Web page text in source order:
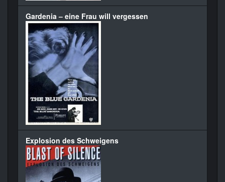
Gardenia – eine Frau will vergessen
Explosion des Schweigens